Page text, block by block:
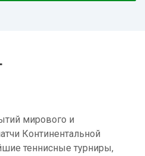
мирового и
Континентальной
теннисные турниры,